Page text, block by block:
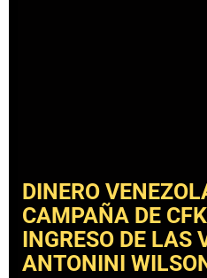
DINERO
CAMPAÑA DE
INGRESO DE LAS
ANTONINI